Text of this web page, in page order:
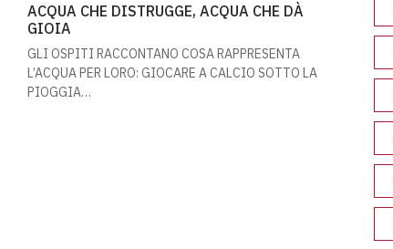
ACQUA CHE DISTRUGGE, ACQUA CHE DÀ
GIOIA
GLI OSPITI RACCONTANO COSA RAPPRESENTA
L’ACQUA PER LORO: GIOCARE A CALCIO SOTTO LA
PIOGGIA…